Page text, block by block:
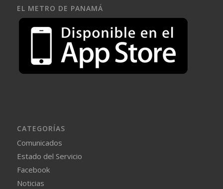
EL METRO DE PANAMÁ
CATEGORÍAS
Comunicados
Estado del Servicio
Facebook
Noticias